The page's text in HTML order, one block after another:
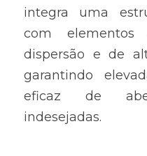
integra uma
com elementos
dispersão e de
garantindo
eficaz de
indesejadas.